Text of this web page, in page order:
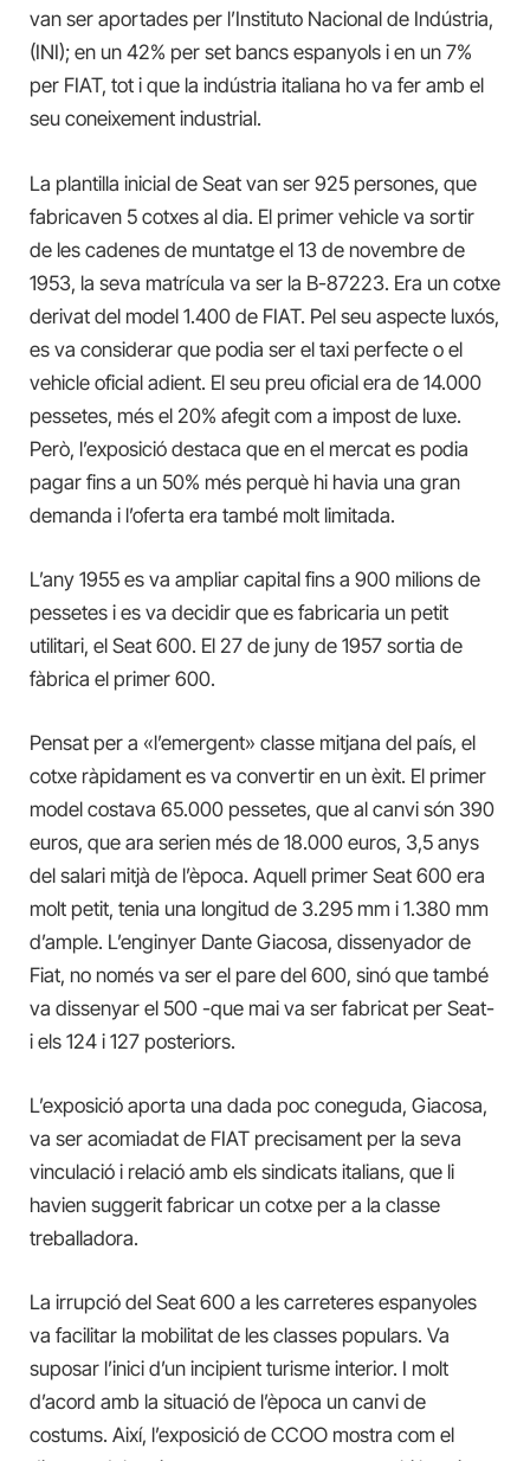
van ser aportades per l’Instituto Nacional de Indústria,
(INI); en un 42% per set bancs espanyols i en un 7%
per FIAT, tot i que la indústria italiana ho va fer amb el
seu coneixement industrial.
La plantilla inicial de Seat van ser 925 persones, que
fabricaven 5 cotxes al dia. El primer vehicle va sortir
de les cadenes de muntatge el 13 de novembre de
1953, la seva matrícula va ser la B-87223. Era un cotxe
derivat del model 1.400 de FIAT. Pel seu aspecte luxós,
es va considerar que podia ser el taxi perfecte o el
vehicle oficial adient. El seu preu oficial era de 14.000
pessetes, més el 20% afegit com a impost de luxe.
Però, l’exposició destaca que en el mercat es podia
pagar fins a un 50% més perquè hi havia una gran
demanda i l’oferta era també molt limitada.
L’any 1955 es va ampliar capital fins a 900 milions de
pessetes i es va decidir que es fabricaria un petit
utilitari, el Seat 600. El 27 de juny de 1957 sortia de
fàbrica el primer 600.
Pensat per a «l’emergent» classe mitjana del país, el
cotxe ràpidament es va convertir en un èxit. El primer
model costava 65.000 pessetes, que al canvi són 390
euros, que ara serien més de 18.000 euros, 3,5 anys
del salari mitjà de l’època. Aquell primer Seat 600 era
molt petit, tenia una longitud de 3.295 mm i 1.380 mm
d’ample. L’enginyer Dante Giacosa, dissenyador de
Fiat, no només va ser el pare del 600, sinó que també
va dissenyar el 500 -que mai va ser fabricat per Seat-
i els 124 i 127 posteriors.
L’exposició aporta una dada poc coneguda, Giacosa,
va ser acomiadat de FIAT precisament per la seva
vinculació i relació amb els sindicats italians, que li
havien suggerit fabricar un cotxe per a la classe
treballadora.
La irrupció del Seat 600 a les carreteres espanyoles
va facilitar la mobilitat de les classes populars. Va
suposar l’inici d’un incipient turisme interior. I molt
d’acord amb la situació de l’època un canvi de
costums. Així, l’exposició de CCOO mostra com el